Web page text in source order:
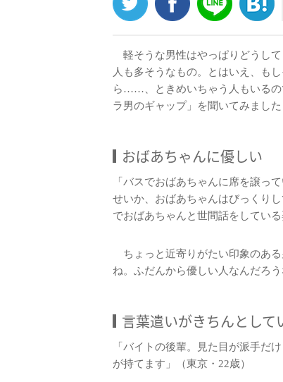
軽そうな男性はやっぱりどうし
人も多そうなもの。とはいえ、も
ら……、ときめいちゃう人もいる
ラ男のギャップ」を聞いてみました
おばあちゃんに優しい
「バスでおばあちゃんに席を譲っ
せいか、おばあちゃんはびっくり
でおばあちゃんと世間話をしてい
ちょっと近寄りがたい印象のあ
ね。ふだんから優しい人なんだろう
言葉遣いがきちんとして
「バイトの後輩。見た目が派手だ
が持てます」（東京・22歳）